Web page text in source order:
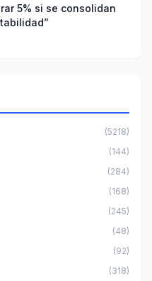
5% si se consolidan
(5218)
(144)
(284)
(168)
(245)
(48)
(92)
(318)